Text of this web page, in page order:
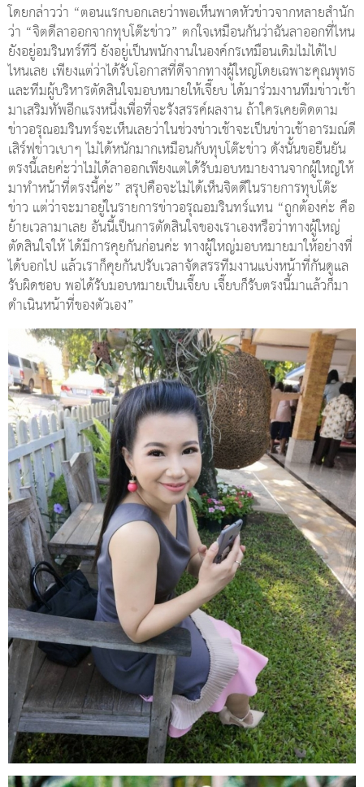
โดยกล่าวว่า “ตอนแรกบอกเลยว่าพอเห็นพาดหัวข่าวจากหลายสำนัก
ว่า “จิตดีลาออกจากทุบโต๊ะข่าว” ตกใจเหมือนกันว่าฉันลาออกที่ไหน
ยังอยู่อมรินทร์ทีวี ยังอยู่เป็นพนักงานในองค์กรเหมือนเดิมไม่ได้ไป
ไหนเลย เพียงแต่ว่าได้รับโอกาสที่ดีจากทางผู้ใหญ่โดยเฉพาะคุณพุทธ
และทีมผู้บริหารตัดสินใจมอบหมายให้เจี๊ยบ ได้มาร่วมงานทีมข่าวเช้า
มาเสริมทัพอีกแรงหนึ่งเพื่อที่จะรังสรรค์ผลงาน ถ้าใครเคยติดตาม
ข่าวอรุณอมรินทร์จะเห็นเลยว่าในช่วงข่าวเช้าจะเป็นข่าวเช้าอารมณ์ดี
เสิร์ฟข่าวเบาๆ ไม่ได้หนักมากเหมือนกับทุบโต๊ะข่าว ดังนั้นขอยืนยัน
ตรงนี้เลยค่ะว่าไม่ได้ลาออกเพียงแต่ได้รับมอบหมายงานจากผู้ใหญ่ให้
มาทำหน้าที่ตรงนี้ค่ะ” สรุปคือจะไม่ได้เห็นจิตดีในรายการทุบโต๊ะ
ข่าว แต่ว่าจะมาอยู่ในรายการข่าวอรุณอมรินทร์แทน “ถูกต้องค่ะ คือ
ย้ายเวลามาเลย อันนี้เป็นการตัดสินใจของเราเองหรือว่าทางผู้ใหญ่
ตัดสินใจให้ ได้มีการคุยกันก่อนค่ะ ทางผู้ใหญ่มอบหมายมาให้อย่างที่
ได้บอกไป แล้วเราก็คุยกันปรับเวลาจัดสรรทีมงานแบ่งหน้าที่กันดูแล
รับผิดชอบ พอได้รับมอบหมายเป็นเจี๊ยบ เจี๊ยบก็รับตรงนี้มาแล้วก็มา
ดำเนินหน้าที่ของตัวเอง”